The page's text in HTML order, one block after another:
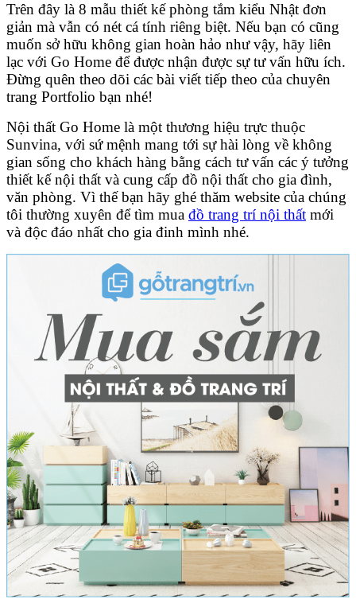
Trên đây là 8 mẫu thiết kế phòng tắm kiểu Nhật đơn
giản mà vẫn có nét cá tính riêng biệt. Nếu bạn có cũng
muốn sở hữu không gian hoàn hảo như vậy, hãy liên
lạc với Go Home để được nhận được sự tư vấn hữu ích.
Đừng quên theo dõi các bài viết tiếp theo của chuyên
trang Portfolio bạn nhé!
Nội thất Go Home là một thương hiệu trực thuộc
Sunvina, với sứ mệnh mang tới sự hài lòng về không
gian sống cho khách hàng bằng cách tư vấn các ý tưởng
thiết kế nội thất và cung cấp đồ nội thất cho gia đình,
văn phòng. Vì thế bạn hãy ghé thăm website của chúng
tôi thường xuyên để tìm mua đồ trang trí nội thất mới
và độc đáo nhất cho gia đinh mình nhé.